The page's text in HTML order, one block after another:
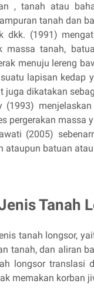
, tanah atau
tanah dan
dkk. (1991)
massa tanah,
menuju lereng
lapisan kedap
juga dikatakan
(1993)
pergerakan massa
(2005)
ataupun batuan
Tanah
tanah longsor,
tanah, dan aliran
longsor translasi
memakan korban